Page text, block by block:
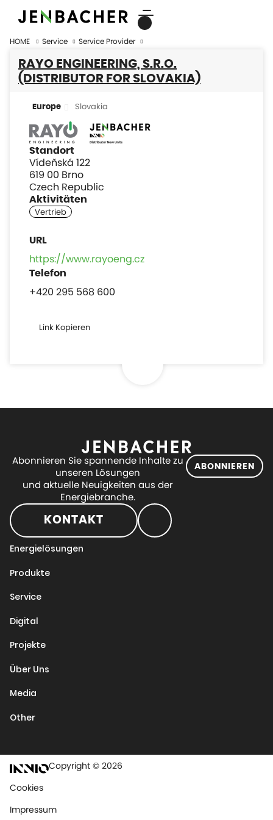
HOME Service Service Provider
RAYO ENGINEERING, S.R.O.
(DISTRIBUTOR FOR SLOVAKIA)
Europe Slovakia
Standort
Vídeňská 122
619 00 Brno
Czech Republic
Aktivitäten
https://www.rayoeng.cz
+420 295 568 600
Link Kopieren
Abonnieren Sie spannende Inhalte zu
unseren Lösungen
und aktuelle Neuigkeiten aus der
Energiebranche.
ABONNIEREN
KONTAKT
Energielösungen
Produkte
Service
Digital
Projekte
Über Uns
Media
Other
Copyright © 2026
Cookies
Impressum